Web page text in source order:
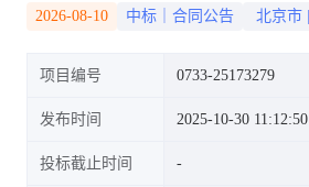
2026-08-10 中标｜合同公告 北京市
项目编号 0733-25173279
发布时间 2025-10-30 11:12:50
投标截止时间